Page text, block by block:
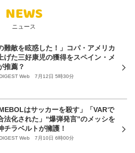
NEWS
ニュース
難敵を眩惑した！」コパ・アメリカ
げた三好康児の獲得をスペイン・メ
推薦？
Web 7月12日 5時30分
はサッカーを殺す」「VARで
法化された」“爆弾発言”のメッシを
チラベルトが擁護！
Web 7月10日 6時00分